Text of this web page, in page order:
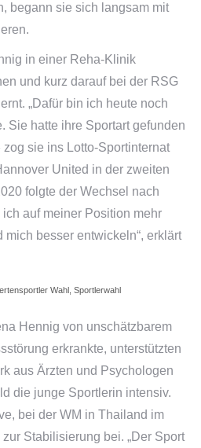
begann sie sich langsam mit
in einer Reha-Klinik
und kurz darauf bei der RSG
„Dafür bin ich heute noch
Sie hatte ihre Sportart gefunden
sie ins Lotto-Sportinternat
United in der zweiten
folgte der Wechsel nach
ich auf meiner Position mehr
besser entwickeln“, erklärt
Wahl, Sportlerwahl
Hennig von unschätzbarem
erkrankte, unterstützten
aus Ärzten und Psychologen
die junge Sportlerin intensiv.
bei der WM in Thailand im
Stabilisierung bei. „Der Sport